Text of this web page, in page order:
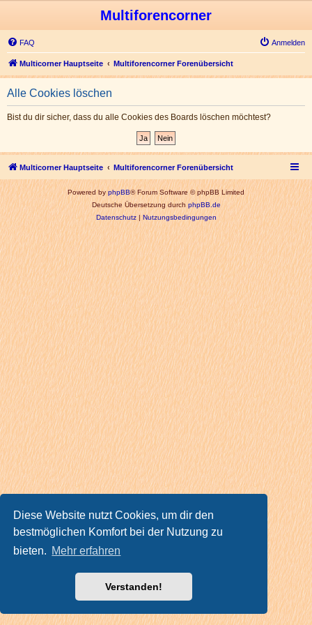
Diese Website nutzt Cookies, um dir den
bestmöglichen Komfort bei der Nutzung zu
bieten. Mehr erfahren
Verstanden!
Multiforencorner
FAQ Anmelden
Multicorner Hauptseite Multiforencorner Forenübersicht
Alle Cookies löschen
Bist du dir sicher, dass du alle Cookies des Boards löschen möchtest?
Multicorner Hauptseite Multiforencorner Forenübersicht
Powered byphpBB® Forum Software © phpBB Limited
Deutsche Übersetzung durchphpBB.de
Datenschutz|Nutzungsbedingungen